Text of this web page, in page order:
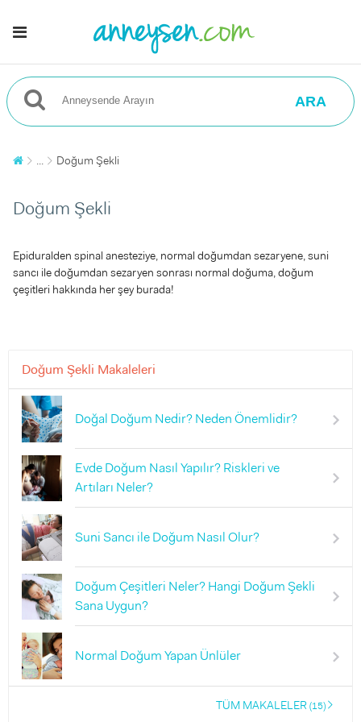
ARA
... Doğum Şekli
Doğum Şekli
Epiduralden spinal anesteziye, normal doğumdan sezaryene, suni
sancı ile doğumdan sezaryen sonrası normal doğuma, doğum
çeşitleri hakkında her şey burada!
Doğum Şekli Makaleleri
Doğal Doğum Nedir? Neden Önemlidir?
Evde Doğum Nasıl Yapılır? Riskleri ve
Artıları Neler?
Suni Sancı ile Doğum Nasıl Olur?
Doğum Çeşitleri Neler? Hangi Doğum Şekli
Sana Uygun?
Normal Doğum Yapan Ünlüler
TÜM MAKALELER (15) right